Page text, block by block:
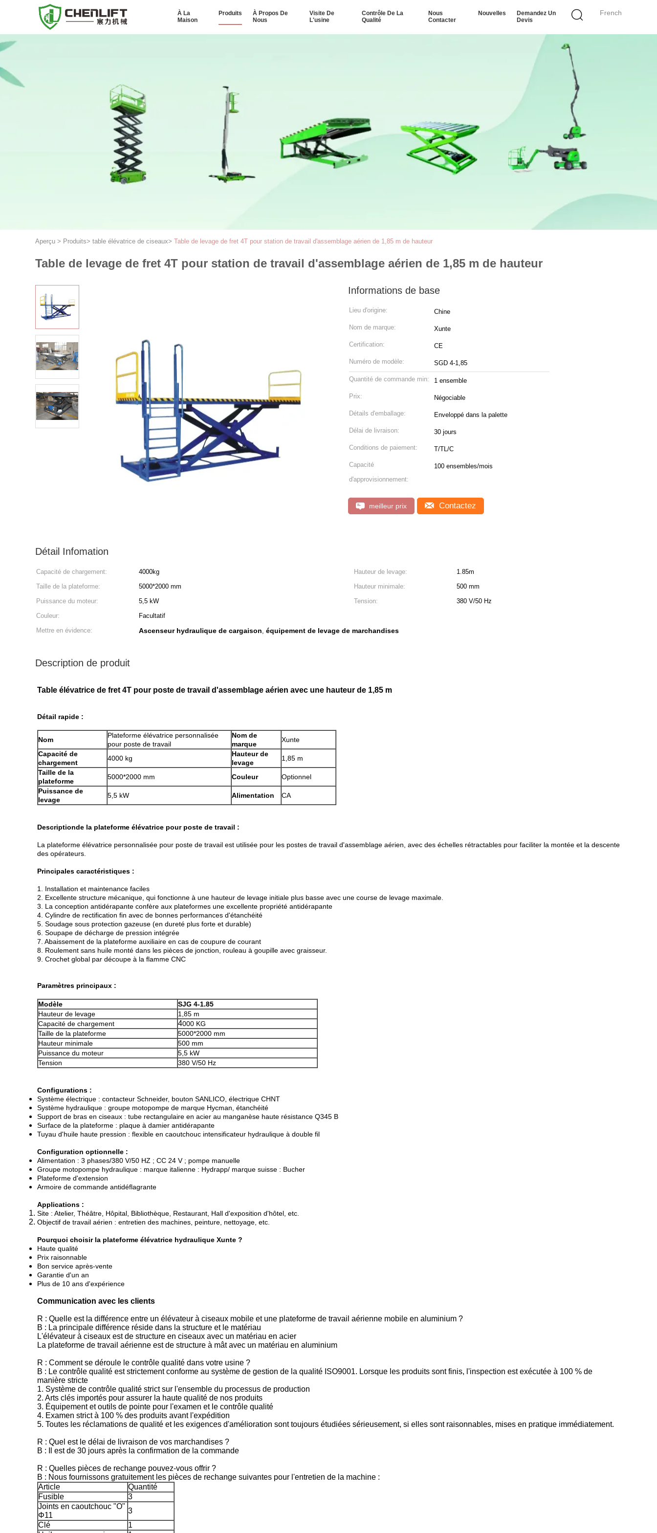
French
À La
Maison
Produits
À Propos De
Nous
Visite De
L'usine
Contrôle De La
Qualité
Nous
Contacter
Nouvelles
Demandez Un
Devis
Aperçu > Produits> table élévatrice de ciseaux> Table de levage de fret 4T pour station de travail d'assemblage aérien de 1,85 m de hauteur
Table de levage de fret 4T pour station de travail d'assemblage aérien de 1,85 m de hauteur
Informations de base
Lieu d'origine: Chine
Nom de marque: Xunte
Certification: CE
Numéro de modèle: SGD 4-1,85
Quantité de commande min: 1 ensemble
Prix: Négociable
Détails d'emballage: Enveloppé dans la palette
Délai de livraison: 30 jours
Conditions de paiement: T/TL/C
Capacité
d'approvisionnement:
100 ensembles/mois
meilleur prix Contactez
Détail Infomation
Capacité de chargement: 4000kg Hauteur de levage:
1.85m
Taille de la plateforme:
5000*2000 mm Hauteur minimale:
500 mm
Puissance du moteur:
5,5 kW Tension:
380 V/50 Hz
Couleur:
Facultatif
Mettre en évidence:
Ascenseur hydraulique de cargaison, équipement de levage de marchandises
Description de produit
Table élévatrice de fret 4T pour poste de travail d'assemblage aérien avec une hauteur de 1,85 m
Détail rapide :
Nom
Plateforme élévatrice personnalisée
pour poste de travail
Nom de
marque
Xunte
Capacité de
chargement
4000 kg
Hauteur de
levage
1,85 m
Taille de la
plateforme
5000*2000 mm Couleur
Optionnel
Puissance de
levage
5,5 kW Alimentation CA
Descriptionde la plateforme élévatrice pour poste de travail :
La plateforme élévatrice personnalisée pour poste de travail est utilisée pour les postes de travail d'assemblage aérien, avec des échelles rétractables pour faciliter la montée et la descente
des opérateurs.
Principales caractéristiques :
1. Installation et maintenance faciles
2. Excellente structure mécanique, qui fonctionne à une hauteur de levage initiale plus basse avec une course de levage maximale.
3. La conception antidérapante confère aux plateformes une excellente propriété antidérapante
4. Cylindre de rectification fin avec de bonnes performances d'étanchéité
5. Soudage sous protection gazeuse (en dureté plus forte et durable)
6. Soupape de décharge de pression intégrée
7. Abaissement de la plateforme auxiliaire en cas de coupure de courant
8. Roulement sans huile monté dans les pièces de jonction, rouleau à goupille avec graisseur.
9. Crochet global par découpe à la flamme CNC
Paramètres principaux :
Modèle
SJG 4-1.85
Hauteur de levage
1,85 m
Capacité de chargement
4000 KG
Taille de la plateforme
5000*2000 mm
Hauteur minimale
500 mm
Puissance du moteur
5,5 kW
Tension
380 V/50 Hz
Configurations :
Système électrique : contacteur Schneider, bouton SANLICO, électrique CHNT
Système hydraulique : groupe motopompe de marque Hycman, étanchéité
Support de bras en ciseaux : tube rectangulaire en acier au manganèse haute résistance Q345 B
Surface de la plateforme : plaque à damier antidérapante
Tuyau d'huile haute pression : flexible en caoutchouc intensificateur hydraulique à double fil
Configuration optionnelle :
Alimentation : 3 phases/380 V/50 HZ ; CC 24 V ; pompe manuelle
Groupe motopompe hydraulique : marque italienne : Hydrapp/ marque suisse : Bucher
Plateforme d'extension
Armoire de commande antidéflagrante
Applications :
Site : Atelier, Théâtre, Hôpital, Bibliothèque, Restaurant, Hall d'exposition d'hôtel, etc.
Objectif de travail aérien : entretien des machines, peinture, nettoyage, etc.
Pourquoi choisir la plateforme élévatrice hydraulique Xunte ?
Haute qualité
Prix raisonnable
Bon service après-vente
Garantie d'un an
Plus de 10 ans d'expérience
Communication avec les clients
R : Quelle est la différence entre un élévateur à ciseaux mobile et une plateforme de travail aérienne mobile en aluminium ?
B : La principale différence réside dans la structure et le matériau
L'élévateur à ciseaux est de structure en ciseaux avec un matériau en acier
La plateforme de travail aérienne est de structure à mât avec un matériau en aluminium
R : Comment se déroule le contrôle qualité dans votre usine ?
B : Le contrôle qualité est strictement conforme au système de gestion de la qualité ISO9001. Lorsque les produits sont finis, l'inspection est exécutée à 100 % de
manière stricte
1. Système de contrôle qualité strict sur l'ensemble du processus de production
2. Arts clés importés pour assurer la haute qualité de nos produits
3. Équipement et outils de pointe pour l'examen et le contrôle qualité
4. Examen strict à 100 % des produits avant l'expédition
5. Toutes les réclamations de qualité et les exigences d'amélioration sont toujours étudiées sérieusement, si elles sont raisonnables, mises en pratique immédiatement.
R : Quel est le délai de livraison de vos marchandises ?
B : Il est de 30 jours après la confirmation de la commande
R : Quelles pièces de rechange pouvez-vous offrir ?
B : Nous fournissons gratuitement les pièces de rechange suivantes pour l'entretien de la machine :
Article
Quantité
Fusible
3
Joints en caoutchouc "O"
Φ11
3
Clé
1